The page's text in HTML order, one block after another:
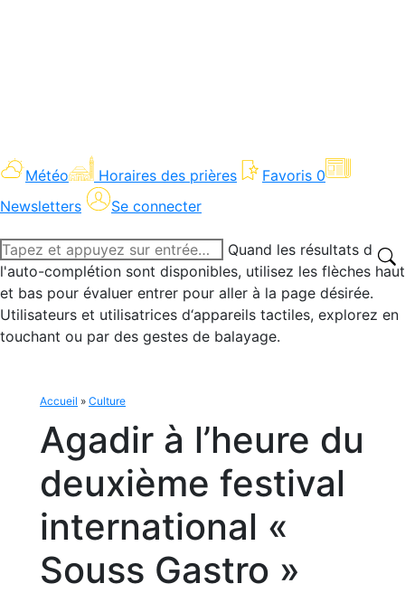
Météo Horaires des prières Favoris 0
Newsletters
Se connecter
Recherche
:
Quand les résultats de
l'auto-complétion sont disponibles, utilisez les flèches haut
et bas pour évaluer entrer pour aller à la page désirée.
Utilisateurs et utilisatrices d‘appareils tactiles, explorez en
touchant ou par des gestes de balayage.
Accueil » Culture
Agadir à l’heure du
deuxième festival
international «
Souss Gastro »